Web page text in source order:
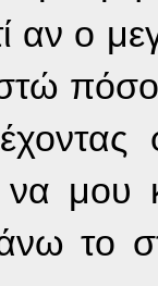
αν ο
πόσο
μου
το